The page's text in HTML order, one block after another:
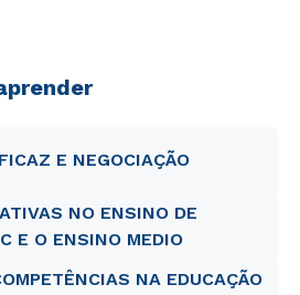
E NEGOCIAÇÃO
NO ENSINO DE
E O ENSINO MEDIO
NA EDUCAÇÃO